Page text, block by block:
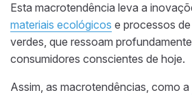
Esta macrotendência leva a
materiais ecológicos e processos
verdes, que ressoam
consumidores conscientes de hoje.
Assim, as macrotendências, como a